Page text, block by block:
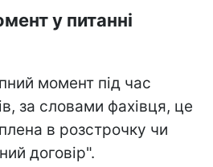
у питанні
момент під час
за словами фахівця, це
в розстрочку чи
договір".